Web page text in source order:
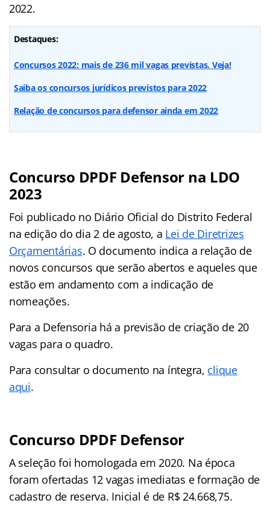
2022.
Destaques:
Concursos 2022: mais de 236 mil vagas previstas. Veja!
Saiba os concursos jurídicos previstos para 2022
Relação de concursos para defensor ainda em 2022
Concurso DPDF Defensor na LDO
2023
Foi publicado no Diário Oficial do Distrito Federal
na edição do dia 2 de agosto, a Lei de Diretrizes
Orçamentárias. O documento indica a relação de
novos concursos que serão abertos e aqueles que
estão em andamento com a indicação de
nomeações.
Para a Defensoria há a previsão de criação de 20
vagas para o quadro.
Para consultar o documento na íntegra, clique
aqui.
Concurso DPDF Defensor
A seleção foi homologada em 2020. Na época
foram ofertadas 12 vagas imediatas e formação de
cadastro de reserva. Inicial é de R$ 24.668,75.